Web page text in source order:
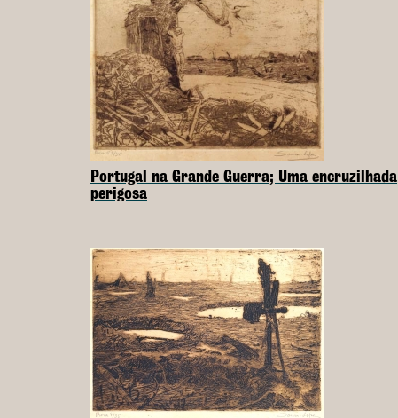
Portugal na Grande Guerra; Uma encruzilhada
perigosa